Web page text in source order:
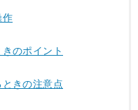
作
のポイント
きの注意点